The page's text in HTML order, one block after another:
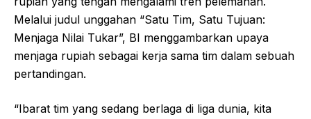
Melalui judul unggahan “Satu Tim, Satu Tujuan:
Menjaga Nilai Tukar”, BI menggambarkan upaya
menjaga rupiah sebagai kerja sama tim dalam sebuah
pertandingan.
“Ibarat tim yang sedang berlaga di liga dunia, kita